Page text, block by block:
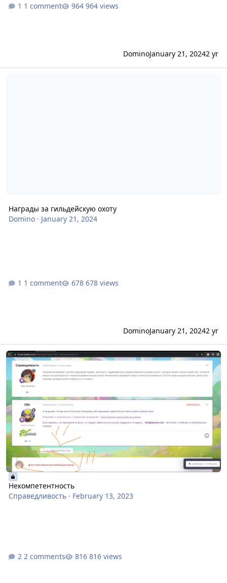
1 comment 964 views
DominoJanuary 21, 20242 yr
Награды за гильдейскую охоту
Domino· January 21, 2024
1 comment 678 views
DominoJanuary 21, 20242 yr
Некомпетентность
Некомпетентность
Справедливость· February 13, 2023
2 comments 816 views